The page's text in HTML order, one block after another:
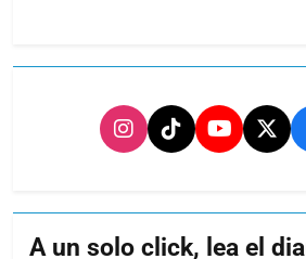
A un solo click, lea el